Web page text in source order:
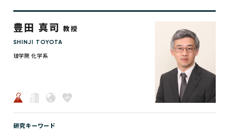
豊田 真司教授
SHINJI TOYOTA
理学院 化学系
研究キーワード